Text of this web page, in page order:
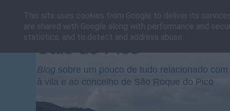
Cais do Pico
Blog sobre um pouco de tudo relacionado
à vila e ao concelho de São Roque do Pico
This site uses cookies from Google to deliver its
are shared with Google along with performance and
statistics, and to detect and address abuse.